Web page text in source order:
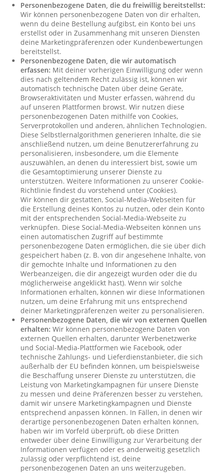
Personenbezogene Daten, die du freiwillig bereitstellst:
Wir können personenbezogene Daten von dir erhalten,
wenn du deine Bestellung aufgibst, ein Konto bei uns
erstellst oder in Zusammenhang mit unseren Diensten
deine Marketingpräferenzen oder Kundenbewertungen
bereitstellst.
Personenbezogene Daten, die wir automatisch
erfassen: Mit deiner vorherigen Einwilligung oder wenn
dies nach geltendem Recht zulässig ist, können wir
automatisch technische Daten über deine Geräte,
Browseraktivitäten und Muster erfassen, während du
auf unseren Plattformen browst. Wir nutzen diese
personenbezogenen Daten mithilfe von Cookies,
Serverprotokollen und anderen, ähnlichen Technologien.
Diese Selbstlernalgorithmen generieren Inhalte, die sie
anschließend nutzen, um deine Benutzererfahrung zu
personalisieren, insbesondere, um die Elemente
auszuwählen, an denen du interessiert bist, sowie um
die Gesamtoptimierung unserer Dienste zu
unterstützen. Weitere Informationen zu unserer Cookie-
Richtlinie findest du vorstehend unter (Cookies).
Wir können dir gestatten, Social-Media-Webseiten für
die Erstellung deines Kontos zu nutzen, oder dein Konto
mit der entsprechenden Social-Media-Webseite zu
verknüpfen. Diese Social-Media-Webseiten können uns
einen automatischen Zugriff auf bestimmte
personenbezogene Daten ermöglichen, die sie über dich
gespeichert haben (z. B. von dir angesehene Inhalte, von
dir gemochte Inhalte und Informationen zu den
Werbeanzeigen, die dir angezeigt wurden oder die du
möglicherweise angeklickt hast). Wenn wir solche
Informationen erhalten, können wir diese Informationen
nutzen, um deine Erfahrung mit uns entsprechend
deiner Marketingpräferenzen weiter zu personalisieren.
Personenbezogene Daten, die wir von externen Quellen
erhalten: Wir können personenbezogene Daten von
externen Quellen erhalten, darunter Werbenetzwerke
und Social-Media-Plattformen wie Facebook, oder
technische Zahlungs- und Lieferdienstanbieter, die sich
außerhalb der EU befinden können, um beispielsweise
die Beschaffung unserer Dienste zu unterstützen, die
Leistung von Marketingkampagnen für unsere Dienste
zu messen und deine Präferenzen besser zu verstehen,
damit wir unsere Marketingkampagnen und Dienste
entsprechend anpassen können. In Fällen, in denen wir
derartige personenbezogenen Daten erhalten können,
haben wir im Vorfeld überprüft, ob diese Dritten
entweder über deine Einwilligung zur Verarbeitung der
Informationen verfügen oder es anderweitig gesetzlich
zulässig oder verpflichtend ist, deine
personenbezogenen Daten an uns weiterzugeben.